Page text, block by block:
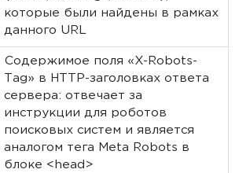
которые были найдены в рамках
данного URL
Содержимое поля «X-Robots-
Tag» в HTTP-заголовках ответа
сервера: отвечает за
инструкции для роботов
поисковых систем и является
аналогом тега Meta Robots в
блоке <head>